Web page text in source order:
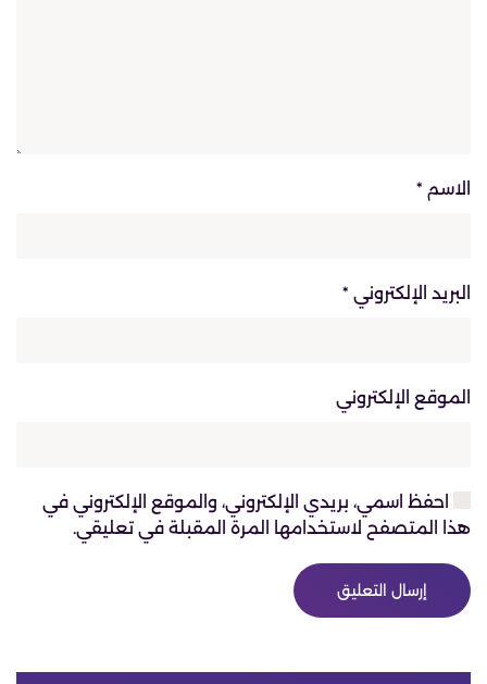
الاسم *
البريد الإلكتروني *
الموقع الإلكتروني
احفظ اسمي، بريدي الإلكتروني، والموقع الإلكتروني في
هذا المتصفح لاستخدامها المرة المقبلة في تعليقي.
إرسال التعليق